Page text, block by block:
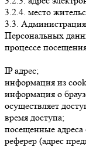
3.2.4. место
3.3.
Персональных
процессе
IP адрес;
информация из
информация о
осуществляет
время доступа;
посещенные адреса
реферер (адрес